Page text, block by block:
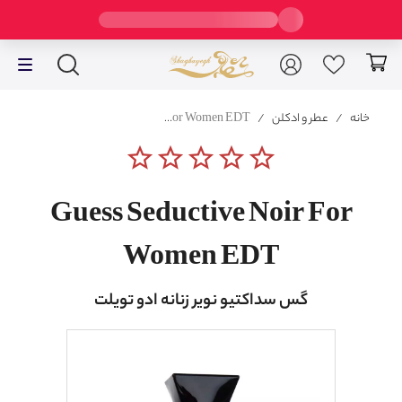
خانه / عطر و ادکلن /
Guess Seductive Noir For Women EDT
star_borderstar_borderstar_borderstar_borderstar_border
Guess Seductive Noir For
Women EDT
گس سداکتیو نویر زنانه ادو تویلت